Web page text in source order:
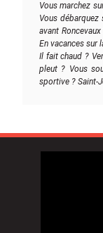
Vous marchez
Vous débarquez
avant
En vacances sur
Il fait chaud ?
pleut ? Vous
sportive ? Saint-